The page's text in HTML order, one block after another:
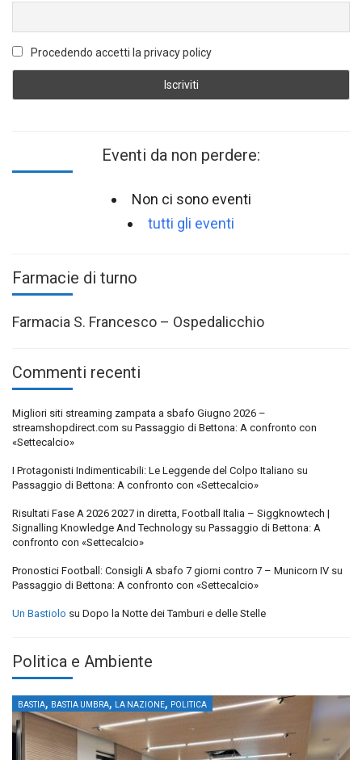
Procedendo accetti la privacy policy
Eventi da non perdere:
Non ci sono eventi
tutti gli eventi
Farmacie di turno
Farmacia S. Francesco – Ospedalicchio
Commenti recenti
Migliori siti streaming zampata a sbafo Giugno 2026 –
streamshopdirect.com su Passaggio di Bettona: A confronto con
«Settecalcio»
I Protagonisti Indimenticabili: Le Leggende del Colpo Italiano su
Passaggio di Bettona: A confronto con «Settecalcio»
Risultati Fase A 2026 2027 in diretta, Football Italia – Siggknowtech |
Signalling Knowledge And Technology su Passaggio di Bettona: A
confronto con «Settecalcio»
Pronostici Football: Consigli A sbafo 7 giorni contro 7 – Municorn IV su
Passaggio di Bettona: A confronto con «Settecalcio»
Un Bastiolo su Dopo la Notte dei Tamburi e delle Stelle
Politica e Ambiente
BASTIA, BASTIA UMBRA, LA NAZIONE, POLITICA